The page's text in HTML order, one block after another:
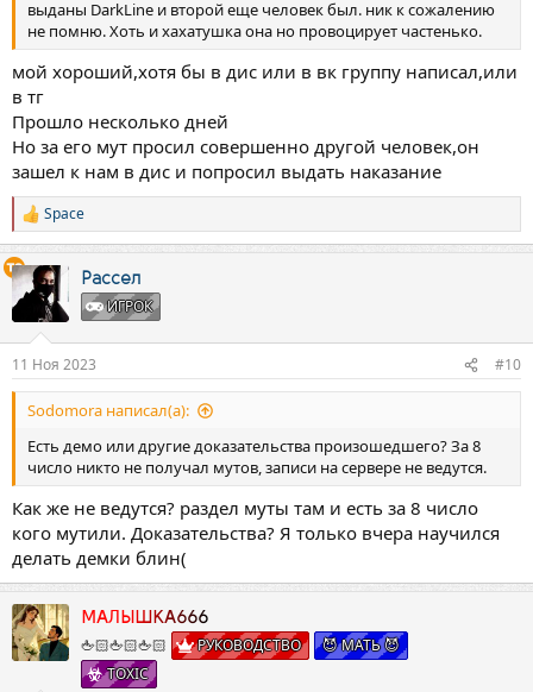
выданы DarkLine и второй еще человек был. ник к сожалению
не помню. Хоть и хахатушка она но провоцирует частенько.
мой хороший,хотя бы в дис или в вк группу написал,или
в тг
Прошло несколько дней
Но за его мут просил совершенно другой человек,он
зашел к нам в дис и попросил выдать наказание
Р
е
а
к
ц
Space
Рассел
ИГРОК
11 Ноя 2023 #10
Sodomora написал(а):
Есть демо или другие доказательства произошедшего? За 8
число никто не получал мутов, записи на сервере не ведутся.
Как же не ведутся? раздел муты там и есть за 8 число
кого мутили. Доказательства? Я только вчера научился
делать демки блин(
МАЛЫШКА666
🖕🏻🖕🏻🖕🏻 РУКОВОДСТВО
😈 МАТЬ 😈
TOXIC